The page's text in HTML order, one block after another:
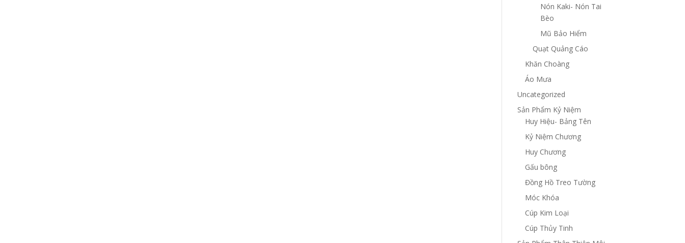
Nón Kaki- Nón Tai
Bèo
Mũ Bảo Hiểm
Quạt Quảng Cáo
Khăn Choàng
Áo Mưa
Uncategorized
Sản Phẩm Kỷ Niệm
Huy Hiệu- Bảng Tên
Kỷ Niệm Chương
Huy Chương
Gấu bông
Đồng Hồ Treo Tường
Móc Khóa
Cúp Kim Loại
Cúp Thủy Tinh